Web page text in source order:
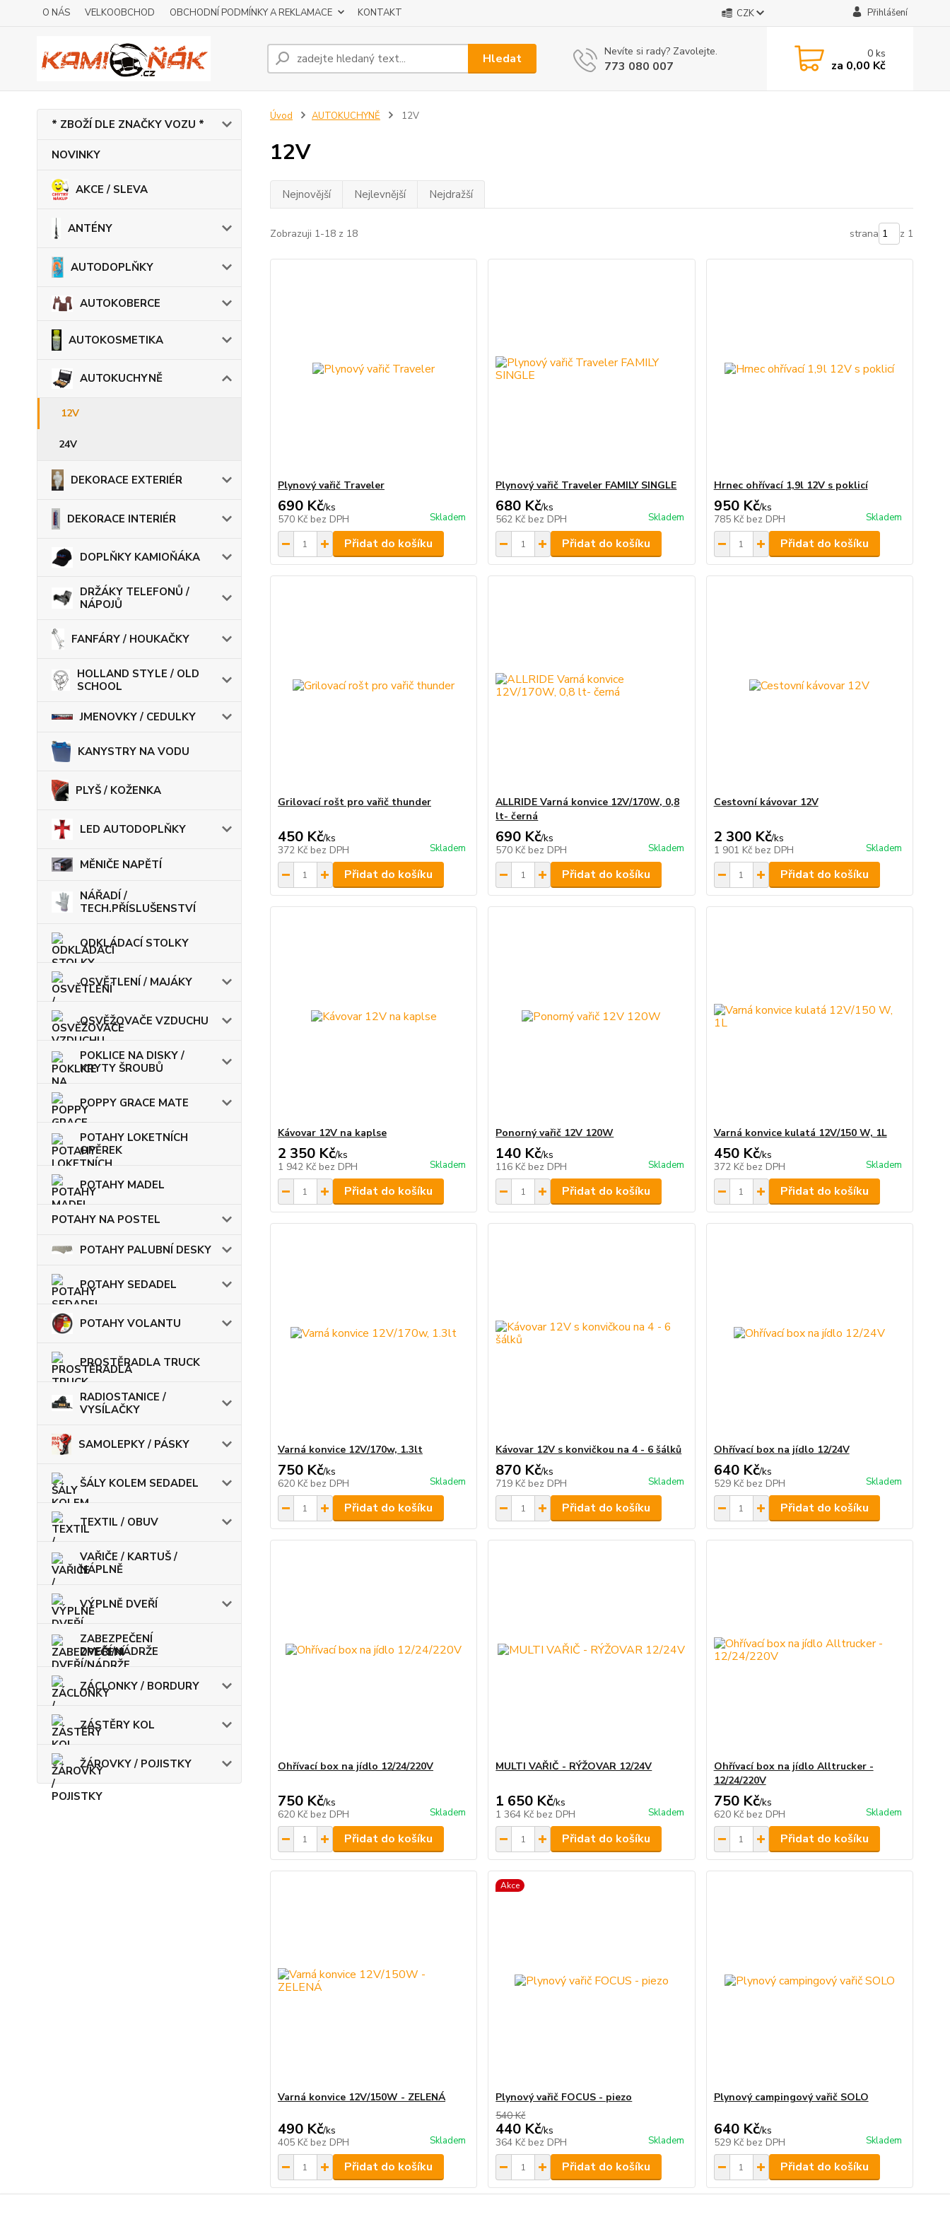
O NÁS VELKOOBCHOD OBCHODNÍ PODMÍNKY A REKLAMACE KONTAKT CZK Přihlášení
Hledat Nevíte si rady? Zavolejte.
773 080 007
0ks
za 0,00 Kč
* ZBOŽÍ DLE ZNAČKY VOZU *
NOVINKY
AKCE / SLEVA
ANTÉNY
AUTODOPLŇKY
AUTOKOBERCE
AUTOKOSMETIKA
AUTOKUCHYNĚ
12V
24V
DEKORACE EXTERIÉR
DEKORACE INTERIÉR
DOPLŇKY KAMIOŇÁKA
DRŽÁKY TELEFONŮ /
NÁPOJŮ
FANFÁRY / HOUKAČKY
HOLLAND STYLE / OLD
SCHOOL
JMENOVKY / CEDULKY
KANYSTRY NA VODU
PLYŠ / KOŽENKA
LED AUTODOPLŇKY
MĚNIČE NAPĚTÍ
NÁŘADÍ /
TECH.PŘÍSLUŠENSTVÍ
ODKLÁDACÍ STOLKY
OSVĚTLENÍ / MAJÁKY
OSVĚŽOVAČE VZDUCHU
POKLICE NA DISKY /
KRYTY ŠROUBŮ
POPPY GRACE MATE
POTAHY LOKETNÍCH
OPĚREK
POTAHY MADEL
POTAHY NA POSTEL
POTAHY PALUBNÍ DESKY
POTAHY SEDADEL
POTAHY VOLANTU
PROSTĚRADLA TRUCK
RADIOSTANICE /
VYSÍLAČKY
SAMOLEPKY / PÁSKY
ŠÁLY KOLEM SEDADEL
TEXTIL / OBUV
VAŘIČE / KARTUŠ /
NÁPLNĚ
VÝPLNĚ DVEŘÍ
ZABEZPEČENÍ
DVEŘÍ/NÁDRŽE
ZÁCLONKY / BORDURY
ZÁSTĚRY KOL
ŽÁROVKY / POJISTKY
Úvod AUTOKUCHYNĚ 12V
12V
Nejnovější Nejlevnější Nejdražší
Zobrazuji 1-18 z 18 strana z 1
Plynový vařič Traveler
690 Kč/ks
570 Kč bez DPH Skladem
Přidat do košíku
Plynový vařič Traveler FAMILY SINGLE
680 Kč/ks
562 Kč bez DPH Skladem
Přidat do košíku
Hrnec ohřívací 1,9l 12V s poklicí
950 Kč/ks
785 Kč bez DPH Skladem
Přidat do košíku
Grilovací rošt pro vařič thunder
450 Kč/ks
372 Kč bez DPH Skladem
Přidat do košíku
ALLRIDE Varná konvice 12V/170W, 0,8
lt- černá
690 Kč/ks
570 Kč bez DPH Skladem
Přidat do košíku
Cestovní kávovar 12V
2 300 Kč/ks
1 901 Kč bez DPH Skladem
Přidat do košíku
Kávovar 12V na kaplse
2 350 Kč/ks
1 942 Kč bez DPH Skladem
Přidat do košíku
Ponorný vařič 12V 120W
140 Kč/ks
116 Kč bez DPH Skladem
Přidat do košíku
Varná konvice kulatá 12V/150 W, 1L
450 Kč/ks
372 Kč bez DPH Skladem
Přidat do košíku
Varná konvice 12V/170w, 1.3lt
750 Kč/ks
620 Kč bez DPH Skladem
Přidat do košíku
Kávovar 12V s konvičkou na 4 - 6 šálků
870 Kč/ks
719 Kč bez DPH Skladem
Přidat do košíku
Ohřívací box na jídlo 12/24V
640 Kč/ks
529 Kč bez DPH Skladem
Přidat do košíku
Ohřívací box na jídlo 12/24/220V
750 Kč/ks
620 Kč bez DPH Skladem
Přidat do košíku
MULTI VAŘIČ - RÝŽOVAR 12/24V
1 650 Kč/ks
1 364 Kč bez DPH Skladem
Přidat do košíku
Ohřívací box na jídlo Alltrucker -
12/24/220V
750 Kč/ks
620 Kč bez DPH Skladem
Přidat do košíku
Varná konvice 12V/150W - ZELENÁ
490 Kč/ks
405 Kč bez DPH Skladem
Přidat do košíku
Akce
Plynový vařič FOCUS - piezo
540 Kč
440 Kč/ks
364 Kč bez DPH Skladem
Přidat do košíku
Plynový campingový vařič SOLO
640 Kč/ks
529 Kč bez DPH Skladem
Přidat do košíku